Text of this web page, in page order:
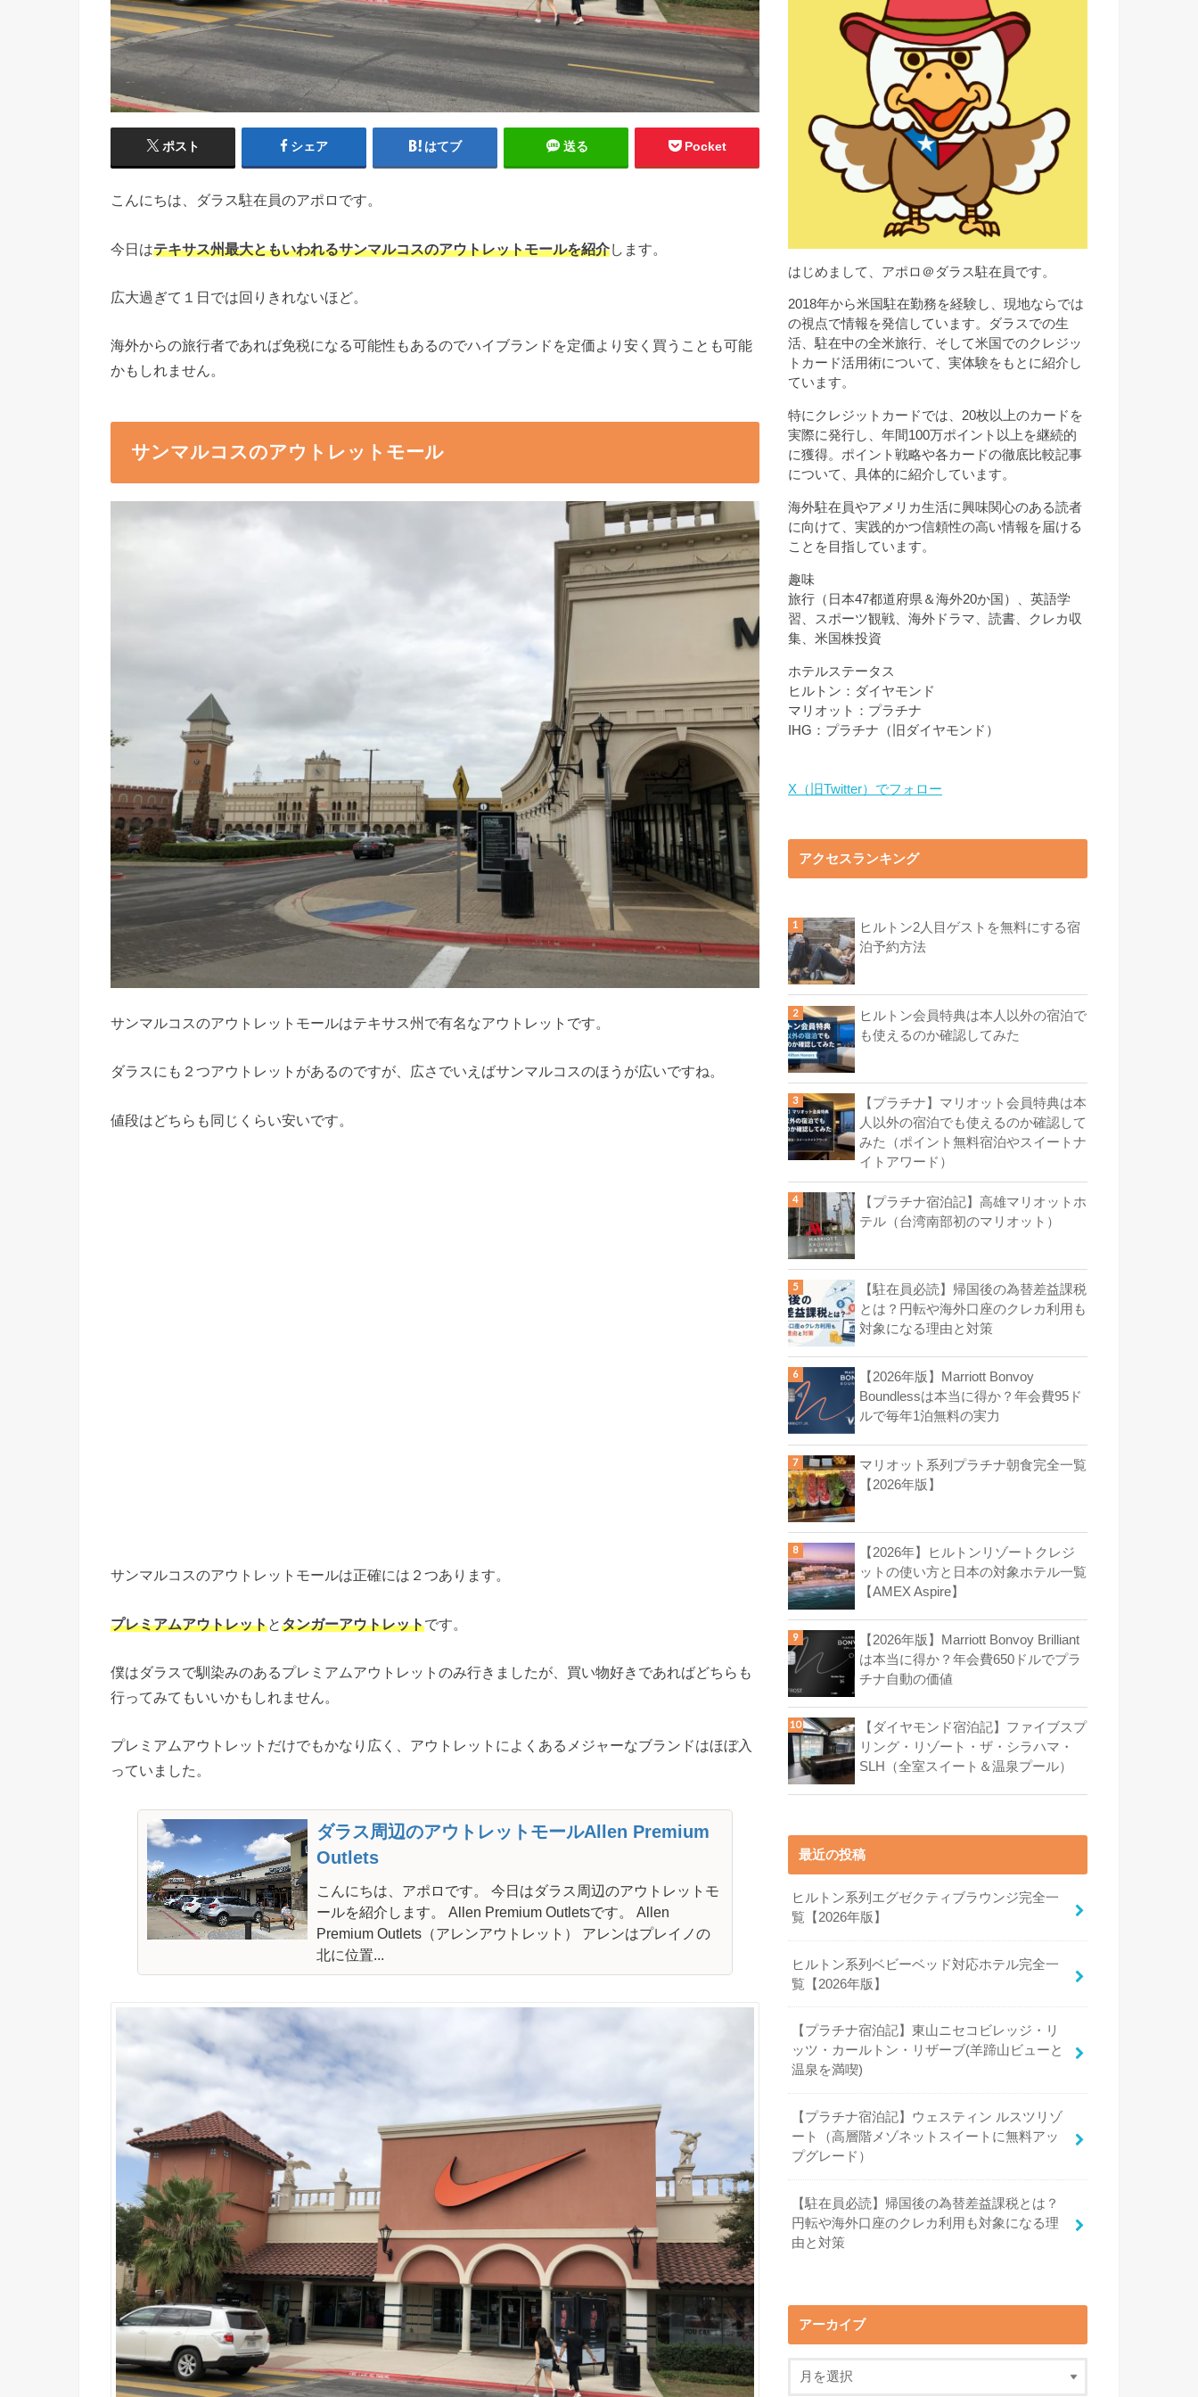
ポスト シェア はてブ 送る Pocket
こんにちは、ダラス駐在員のアポロ です。
今日はテキサス州最大ともいわれるサンマルコスのアウトレットモールを紹介します。
広大過ぎて１日では回りきれないほど。
海外からの旅行者であれば免税になる可能性もあるのでハイブランドを定価より安く買うことも可能
かもしれません。
サンマルコスのアウトレットモール
サンマルコスのアウトレットモールはテキサス州で有名なアウトレットです。
ダラスにも２つアウトレットがあるのですが、広さでいえばサンマルコスのほうが広いですね。
値段はどちらも同じくらい安いです。
サンマルコスのアウトレットモールは正確には２つあります。
プレミアムアウトレットとタンガーアウトレットです。
僕はダラスで馴染みのあるプレミアムアウトレットのみ行きましたが、買い物好きであればどちらも
行ってみてもいいかもしれません。
プレミアムアウトレットだけでもかなり広く、アウトレットによくあるメジャーなブランドはほぼ入
っていました。
ダラス周辺のアウトレットモールAllen Premium
Outlets
こんにちは、アポロです。 今日はダラス周辺のアウトレットモ
ールを紹介します。 Allen Premium Outletsです。 Allen
Premium Outlets（アレンアウトレット） アレンはプレイノの
北に位置...
はじめまして、アポロ＠ダラス駐在員です。
2018年から米国駐在勤務を経験し、現地ならでは
の視点で情報を発信しています。ダラスでの生
活、駐在中の全米旅行、そして米国でのクレジッ
トカード活用術について、実体験をもとに紹介し
ています。
特にクレジットカードでは、20枚以上のカードを
実際に発行し、年間100万ポイント以上を継続的
に獲得。ポイント戦略や各カードの徹底比較記事
について、具体的に紹介しています。
海外駐在員やアメリカ生活に興味関心のある読者
に向けて、実践的かつ信頼性の高い情報を届ける
ことを目指しています。
趣味
旅行（日本47都道府県＆海外20か国）、英語学
習、スポーツ観戦、海外ドラマ、読書、クレカ収
集、米国株投資
ホテルステータス
ヒルトン：ダイヤモンド
マリオット：プラチナ
IHG：プラチナ（旧ダイヤモンド）
X（旧Twitter）でフォロー
アクセスランキング
ヒルトン2人目ゲストを無料にする宿
泊予約方法
ヒルトン会員特典は本人以外の宿泊で
も使えるのか確認してみた
【プラチナ】マリオット会員特典は本
人以外の宿泊でも使えるのか確認して
みた（ポイント無料宿泊やスイートナ
イトアワード）
【プラチナ宿泊記】高雄マリオットホ
テル（台湾南部初のマリオット）
【駐在員必読】帰国後の為替差益課税
とは？円転や海外口座のクレカ利用も
対象になる理由と対策
【2026年版】Marriott Bonvoy
Boundlessは本当に得か？年会費95ド
ルで毎年1泊無料の実力
マリオット系列プラチナ朝食完全一覧
【2026年版】
【2026年】ヒルトンリゾートクレジ
ットの使い方と日本の対象ホテル一覧
【AMEX Aspire】
【2026年版】Marriott Bonvoy Brilliant
は本当に得か？年会費650ドルでプラ
チナ自動の価値
【ダイヤモンド宿泊記】ファイブスプ
リング・リゾート・ザ・シラハマ・
SLH（全室スイート＆温泉プール）
最近の投稿
ヒルトン系列エグゼクティブラウンジ完全一
覧【2026年版】
ヒルトン系列ベビーベッド対応ホテル完全一
覧【2026年版】
【プラチナ宿泊記】東山ニセコビレッジ・リ
ッツ・カールトン・リザーブ(羊蹄山ビューと
温泉を満喫)
【プラチナ宿泊記】ウェスティン ルスツリゾ
ート（高層階メゾネットスイートに無料アッ
プグレード）
【駐在員必読】帰国後の為替差益課税とは？
円転や海外口座のクレカ利用も対象になる理
由と対策
アーカイブ